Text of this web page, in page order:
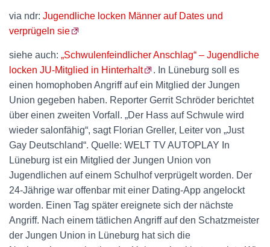
via ndr: Jugendliche locken Männer auf Dates und
verprügeln sie
siehe auch: „Schwulenfeindlicher Anschlag“ – Jugendliche
locken JU-Mitglied in Hinterhalt
. In Lüneburg soll es
einen homophoben Angriff auf ein Mitglied der Jungen
Union gegeben haben. Reporter Gerrit Schröder berichtet
über einen zweiten Vorfall. „Der Hass auf Schwule wird
wieder salonfähig“, sagt Florian Greller, Leiter von „Just
Gay Deutschland“. Quelle: WELT TV AUTOPLAY In
Lüneburg ist ein Mitglied der Jungen Union von
Jugendlichen auf einem Schulhof verprügelt worden. Der
24-Jährige war offenbar mit einer Dating-App angelockt
worden. Einen Tag später ereignete sich der nächste
Angriff. Nach einem tätlichen Angriff auf den Schatzmeister
der Jungen Union in Lüneburg hat sich die